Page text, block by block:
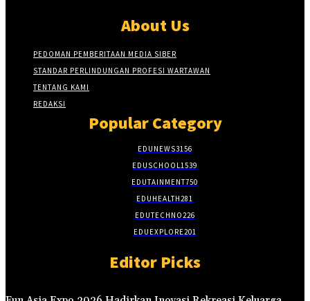
About Us
PEDOMAN PEMBERITAAN MEDIA SIBER
STANDAR PERLINDUNGAN PROFESI WARTAWAN
TENTANG KAMI
REDAKSI
Popular Category
EDUNEWS3156
EDUSCHOOL1539
EDUTAINMENT750
EDUHEALTH281
EDUTECHNO226
EDUEXPLORE201
Editor Picks